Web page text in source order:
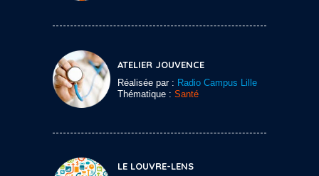
ATELIER JOUVENCE
Réalisée par : Radio Campus Lille
Thématique : Santé
LE LOUVRE-LENS